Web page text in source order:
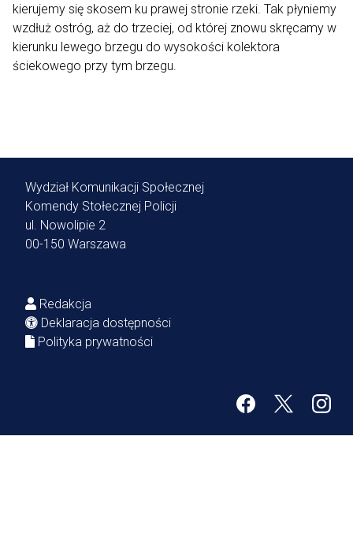
kierujemy się skosem ku prawej stronie rzeki. Tak płyniemy
wzdłuż ostróg, aż do trzeciej, od której znowu skręcamy w
kierunku lewego brzegu do wysokości kolektora
ściekowego przy tym brzegu.
Wydział Komunikacji Społecznej
Komendy Stołecznej Policji
ul. Nowolipie 2
00-150 Warszawa
Redakcja
Deklaracja dostępności
Polityka prywatności
Facebook
Twitter